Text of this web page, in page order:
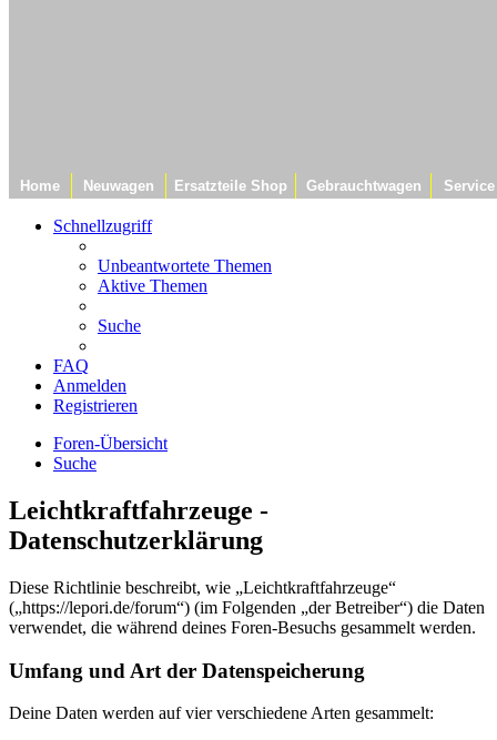
Home Neuwagen Ersatzteile Shop Gebrauchtwagen Service
Schnellzugriff
Unbeantwortete Themen
Aktive Themen
Suche
FAQ
Anmelden
Registrieren
Foren-Übersicht
Suche
Leichtkraftfahrzeuge -
Datenschutzerklärung
Diese Richtlinie beschreibt, wie „Leichtkraftfahrzeuge“
(„https://lepori.de/forum“) (im Folgenden „der Betreiber“) die Daten
verwendet, die während deines Foren-Besuchs gesammelt werden.
Umfang und Art der Datenspeicherung
Deine Daten werden auf vier verschiedene Arten gesammelt: